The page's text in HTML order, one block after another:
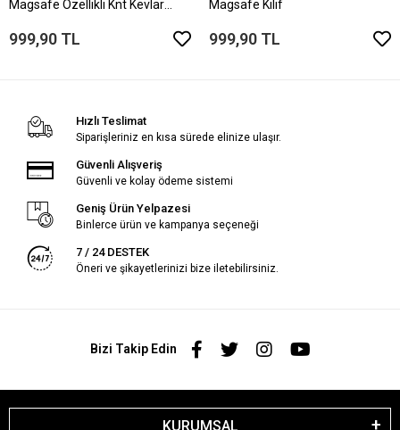
Magsafe Özellikli Knt Kevlar
999,90 TL
Magsafe Kılıf
999,90 TL
Hızlı Teslimat
Siparişleriniz en kısa sürede elinize ulaşır.
Güvenli Alışveriş
Güvenli ve kolay ödeme sistemi
Geniş Ürün Yelpazesi
Binlerce ürün ve kampanya seçeneği
7 / 24 DESTEK
Öneri ve şikayetlerinizi bize iletebilirsiniz.
Bizi Takip Edin
KURUMSAL